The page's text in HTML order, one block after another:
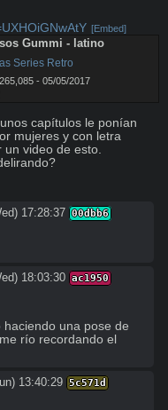
[Embed]
Gummi - latino
Series Retro
- 05/05/2017
capítulos le ponían
mujeres y con letra
un video de esto.
17:28:37 00dbb6
18:03:30 ac1950
una pose de
río recordando el
13:40:29 5c571d